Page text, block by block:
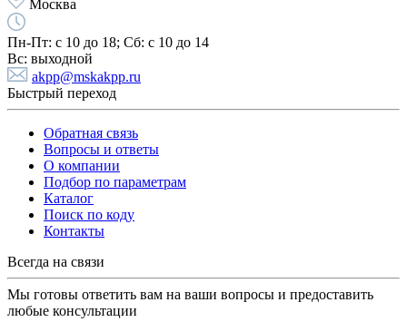
Москва
Пн-Пт: с 10 до 18; Cб: с 10 до 14
Вс: выходной
akpp@mskakpp.ru
Быстрый переход
Обратная связь
Вопросы и ответы
О компании
Подбор по параметрам
Каталог
Поиск по коду
Контакты
Всегда на связи
Мы готовы ответить вам на ваши вопросы и предоставить
любые консультации